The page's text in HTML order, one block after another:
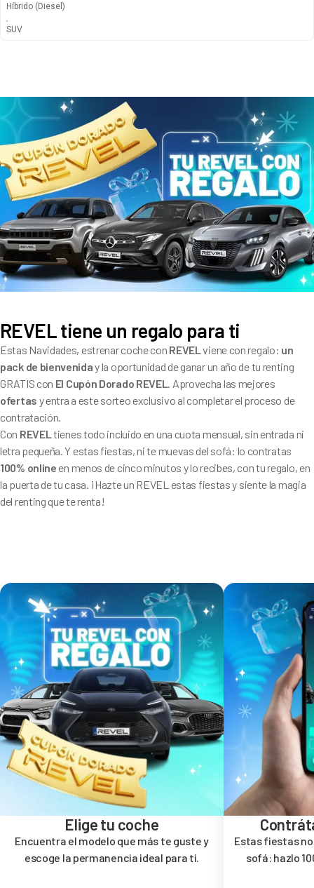
Híbrido (Diesel)
SUV
965€
878€/mes
REVEL tiene un regalo para ti
Estas Navidades, estrenar coche con REVELviene con regalo: un
pack de bienveniday la oportunidad de ganar un año de tu renting
GRATIS con El Cupón Dorado REVEL. Aprovecha las mejores
ofertas y entra a este sorteo exclusivo al completar el proceso de
contratación.
Con REVELtienes todo incluido en una cuota mensual, sin entrada ni
letra pequeña. Y estas fiestas, ni te muevas del sofá: lo contratas
100% onlineen menos de cinco minutos y lo recibes, con tu regalo, en
la puerta de tu casa. ¡Hazte un REVEL estas fiestas y siente la magia
del renting que te renta!
Elige tu coche
Encuentra el modelo que más te guste y
escoge la permanencia ideal para ti.
Estas fiestas
sofá: hazlo